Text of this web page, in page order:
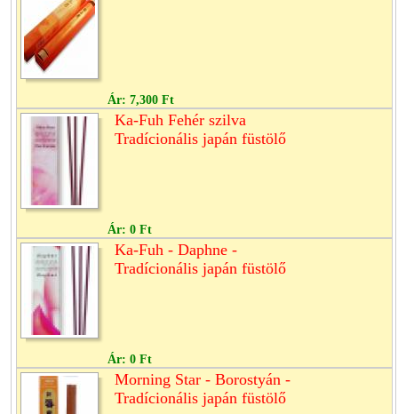
Ár: 7,300 Ft
Ka-Fuh Fehér szilva
Tradícionális japán füstölő
Ár: 0 Ft
Ka-Fuh - Daphne -
Tradícionális japán füstölő
Ár: 0 Ft
Morning Star - Borostyán -
Tradícionális japán füstölő